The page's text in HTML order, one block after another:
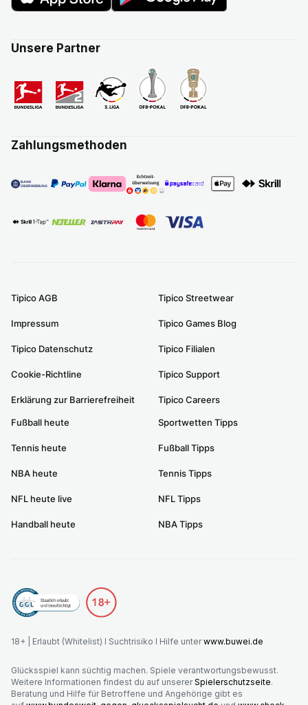
Unsere Partner
Zahlungsmethoden
Tipico AGB
Impressum
Tipico Datenschutz
Cookie-Richtline
Erklärung zur Barrierefreiheit
Tipico Streetwear
Tipico Games Blog
Tipico Filialen
Tipico Support
Tipico Careers
Fußball heute
Tennis heute
NBA heute
NFL heute live
Handball heute
Sportwetten Tipps
Fußball Tipps
Tennis Tipps
NFL Tipps
NBA Tipps
18+ | Erlaubt (Whitelist) I Suchtrisiko I Hilfe unterwww.buwei.de
Glücksspiel kann süchtig machen. Spiele verantwortungsbewusst.
Weitere Informationen findest du auf unsererSpielerschutzseite.
Beratung und Hilfe für Betroffene und Angehörige gibt es